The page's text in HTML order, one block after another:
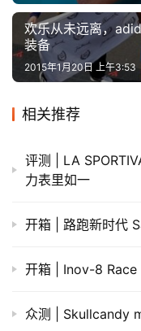
欢乐从未远离，
装备
2015年1月20日 上午3:53
相关推荐
评测 | LA
力表里如一
开箱 | 路跑新时代
开箱 | Inov-8 Race
众测 | Skullcandy